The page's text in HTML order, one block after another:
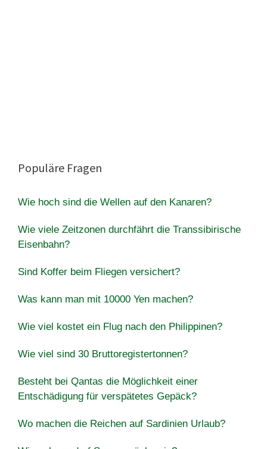
Populäre Fragen
Wie hoch sind die Wellen auf den Kanaren?
Wie viele Zeitzonen durchfährt die Transsibirische
Eisenbahn?
Sind Koffer beim Fliegen versichert?
Was kann man mit 10000 Yen machen?
Wie viel kostet ein Flug nach den Philippinen?
Wie viel sind 30 Bruttoregistertonnen?
Besteht bei Qantas die Möglichkeit einer
Entschädigung für verspätetes Gepäck?
Wo machen die Reichen auf Sardinien Urlaub?